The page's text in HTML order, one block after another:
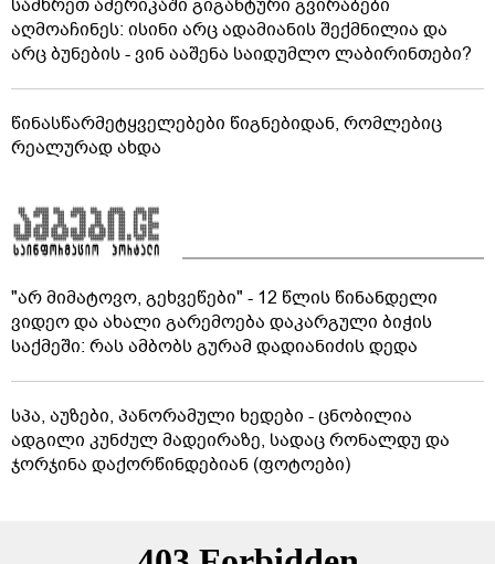
სამხრეთ ამერიკაში გიგანტური გვირაბები
აღმოაჩინეს: ისინი არც ადამიანის შექმნილია და
არც ბუნების - ვინ ააშენა საიდუმლო ლაბირინთები?
წინასწარმეტყველებები წიგნებიდან, რომლებიც
რეალურად ახდა
"არ მიმატოვო, გეხვეწები" - 12 წლის წინანდელი
ვიდეო და ახალი გარემოება დაკარგული ბიჭის
საქმეში: რას ამბობს გურამ დადიანიძის დედა
სპა, აუზები, პანორამული ხედები - ცნობილია
ადგილი კუნძულ მადეირაზე, სადაც რონალდუ და
ჯორჯინა დაქორწინდებიან (ფოტოები)